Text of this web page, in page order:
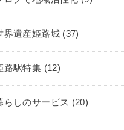
界遺産姫路城 (37)
路駅特集 (12)
らしのサービス (20)